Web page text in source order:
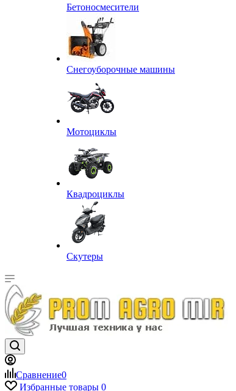
Бетоносмесители
Снегоуборочные машины
Мотоциклы
Квадроциклы
Скутеры
Сравнение0
Избранные товары 0